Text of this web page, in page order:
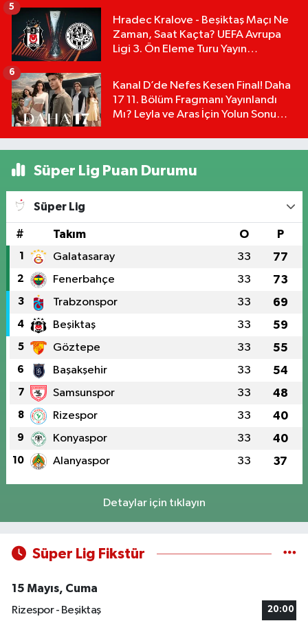
Hradec Kralove - Beşiktaş Maçı Ne
Zaman, Saat Kaçta? UEFA Avrupa
Ligi 3. Ön Eleme Turu Yayın
5
Kanal D’de Nefes Kesen Final! Daha
17 11. Bölüm Fragmanı Yayınlandı
Mı? Leyla ve Aras İçin Yolun Sonu
6
Süper Lig Puan Durumu
Süper Lig
# Takım O P
1 Galatasaray 33 77
2 Fenerbahçe 33 73
3 Trabzonspor 33 69
4 Beşiktaş 33 59
5 Göztepe 33 55
6 Başakşehir 33 54
7 Samsunspor 33 48
8 Rizespor 33 40
9 Konyaspor 33 40
10 Alanyaspor 33 37
Detaylar için tıklayın
Süper Lig Fikstür
15 Mayıs, Cuma
Rizespor - Beşiktaş
20:00